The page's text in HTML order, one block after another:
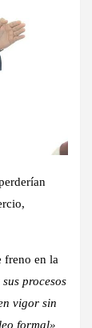
freno en la
procesos
vigor sin
formal»,